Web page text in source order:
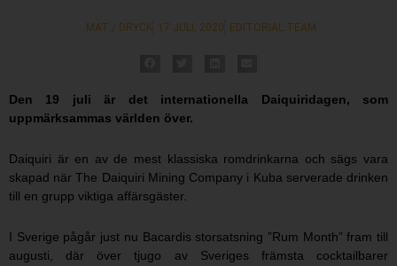
MAT / DRYCK 17 JULI, 2020 EDITORIAL TEAM
Den 19 juli är det internationella Daiquiridagen, som
uppmärksammas världen över.
Daiquiri är en av de mest klassiska romdrinkarna och sägs vara
skapad när The Daiquiri Mining Company i Kuba serverade drinken
till en grupp viktiga affärsgäster.
I Sverige pågår just nu Bacardis storsatsning ”Rum Month” fram till
augusti, där över tjugo av Sveriges främsta cocktailbarer